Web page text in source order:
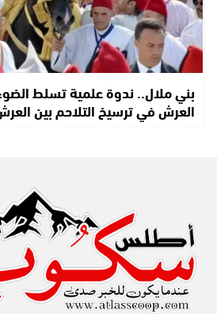
بني ملال.. ندوة علمية تسلط
العرش في ترسيخ التلاحم بين